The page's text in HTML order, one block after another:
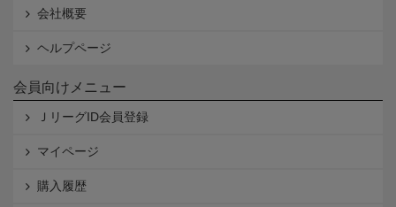
会社概要
ヘルプページ
会員向けメニュー
ＪリーグID会員登録
マイページ
購入履歴